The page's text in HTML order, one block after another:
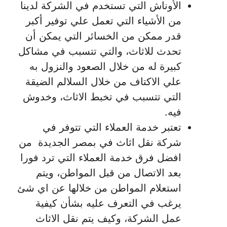
الأوناش التي تستخدم في الشركة لدينا
من الأشياء التي تعمل علي توفير أكبر
قدر ممكن من الخسائر التي يمكن أن
تحدث للاثاث، والتي تتسبب في مشاكل
كبيرة له من خلال الصعود والنزول به
علي الاكتاف من خلال السلالم الضيقة
التي تتسبب في تخبط الاثاث، وخدوش
فيه.
تعتبر خدمة العملاء التي تتوفر في
شركة نقل اثاث في بمصر الجديدة من
افضل فرق خدمة العملاء التي ترد فورا
بعد الاتصال من قبل المواطن، ويتم
استعلام المواطن من خلالها عن اي شئ
يرغب في التعرف عليه بشأن كيفية
عمل الشركة، وكيف يتم نقل الاثاث